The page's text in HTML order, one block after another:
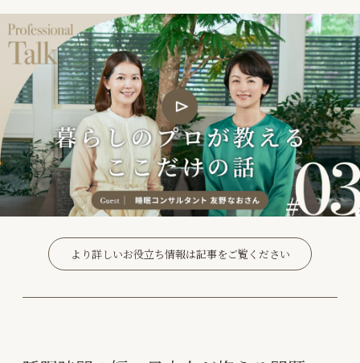
より詳しいお役立ち情報は記事をご覧ください